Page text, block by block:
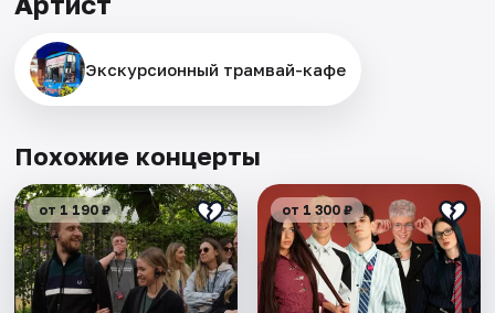
Экскурсионный трамвай-кафе
Похожие концерты
от 1 190 ₽ от 1 300 ₽